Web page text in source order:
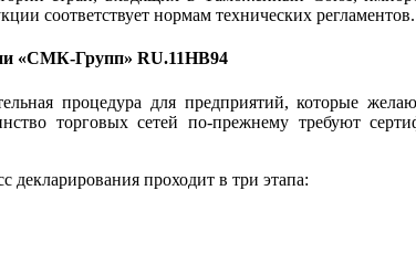
соответствует нормам технических регламентов.
«СМК-Групп» RU.11НВ94
процедура для предприятий, которые
торговых сетей по-прежнему требуют
декларирования проходит в три этапа: